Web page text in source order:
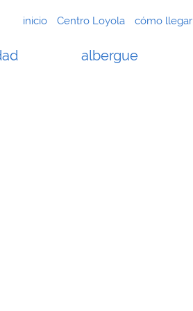
inicio Centro Loyola cómo llegar
albergue